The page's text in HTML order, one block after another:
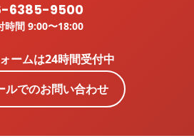
6385-9500
時間 9:00〜18:00
ームは24時間受付中
ルでのお問い合わせ